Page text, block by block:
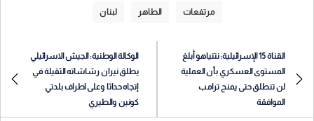
مرتفعات الطاهر لبنان
القناة 15 الإسرائيلية: نتنياهو أبلغ
المستوى العسكري بأن العملية
لن تنطلق حتى يمنح ترامب
الموافقة
الوكالة الوطنية: الجيش الاسرائيلي
يطلق نيران رشاشاته الثقيلة في
إتجاه حداثا وعلى اطراف بلدتي
كونين والطيري